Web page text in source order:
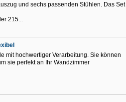
und sechs passenden Stühlen. Das Set
215...
mit hochwertiger Verarbeitung. Sie können
sie perfekt an Ihr Wandzimmer